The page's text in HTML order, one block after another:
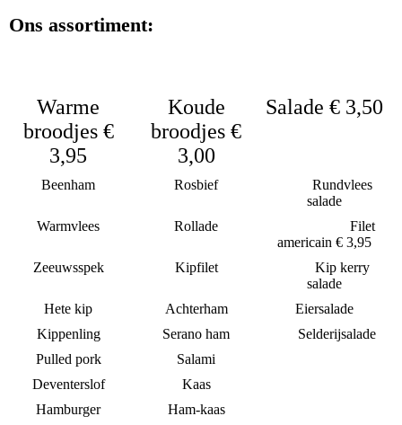
Ons assortiment:
Warme
broodjes €
3,95
Koude
broodjes €
3,00
Salade € 3,50
Beenham Rosbief
Rundvlees
salade
Warmvlees
Rollade
Filet
americain € 3,95
Zeeuwsspek
Kipfilet
Kip kerry
salade
Hete kip
Achterham
Eiersalade
Kippenling
Serano ham
Selderijsalade
Pulled pork
Salami
Deventerslof
Kaas
Hamburger
Ham-kaas